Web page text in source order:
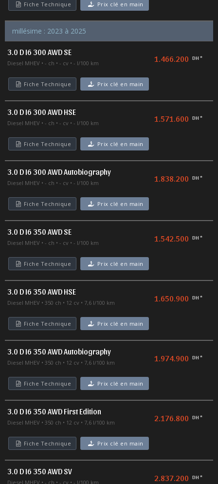
Fiche Technique Prix clé en main
millésime : 2023 à 2025
3.0 D I6 300 AWD SE
Diesel MHEV - ch - cv - l/100 km 1.466.200 DH *
Fiche Technique Prix clé en main
3.0 D I6 300 AWD HSE
Diesel MHEV - ch - cv - l/100 km 1.571.600 DH *
Fiche Technique Prix clé en main
3.0 D I6 300 AWD Autobiography
Diesel MHEV - ch - cv - l/100 km 1.838.200 DH *
Fiche Technique Prix clé en main
3.0 D I6 350 AWD SE
Diesel MHEV - ch - cv - l/100 km 1.542.500 DH *
Fiche Technique Prix clé en main
3.0 D I6 350 AWD HSE
Diesel MHEV 350 ch 12 cv 7,6 l/100 km 1.650.900 DH *
Fiche Technique Prix clé en main
3.0 D I6 350 AWD Autobiography
Diesel MHEV 350 ch 12 cv 7,6 l/100 km 1.974.900 DH *
Fiche Technique Prix clé en main
3.0 D I6 350 AWD First Edition
Diesel MHEV 350 ch 12 cv 7,6 l/100 km 2.176.800 DH *
Fiche Technique Prix clé en main
3.0 D I6 350 AWD SV
Diesel MHEV - ch - cv - l/100 km 2.837.200 DH *